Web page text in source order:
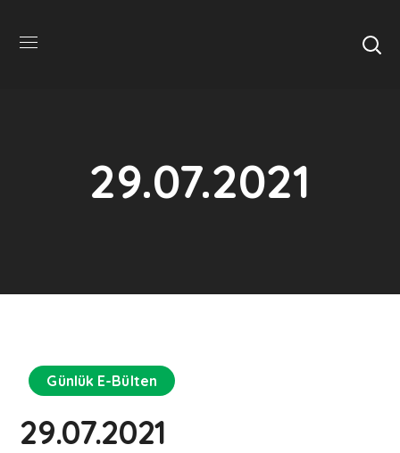
29.07.2021
Günlük E-Bülten
29.07.2021